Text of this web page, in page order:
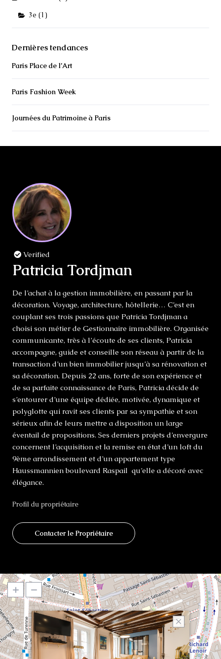
3e (1)
Dernières tendances
Paris Place de l’Art
Paris Fashion Week
Journées du Patrimoine à Paris
Verified
Patricia Tordjman
De l’achat à la gestion immobilière, en passant par la
décoration. Voyage, architecture, hôtellerie… C’est en
couplant ses trois passions que Patricia Tordjman a
choisi son métier de Gestionnaire immobilière. Organisée
communicante, très à l’écoute de ses clients, Patricia
accompagne, guide et conseille son réseau à partir de la
transaction d’un bien immobilier jusqu’à sa rénovation et
sa décoration. Depuis 22 ans, forte de son expérience et
de sa parfaite connaissance de Paris, Patricia décide de
s’entourer d’une équipe dédiée, motivée, dynamique et
polyglotte qui ravit ses clients par sa sympathie et son
sérieux afin de leurs mettre a disposition un large
éventail de propositions. Ses derniers projets d’envergure
concernent l’acquisition et la remise en état d’un loft du
9ème arrondissement et d’un appartement type
Haussmannien boulevard Raspail qu’elle a décoré avec
élégance.
Profil du propriétaire
Contacter le Propriétaire